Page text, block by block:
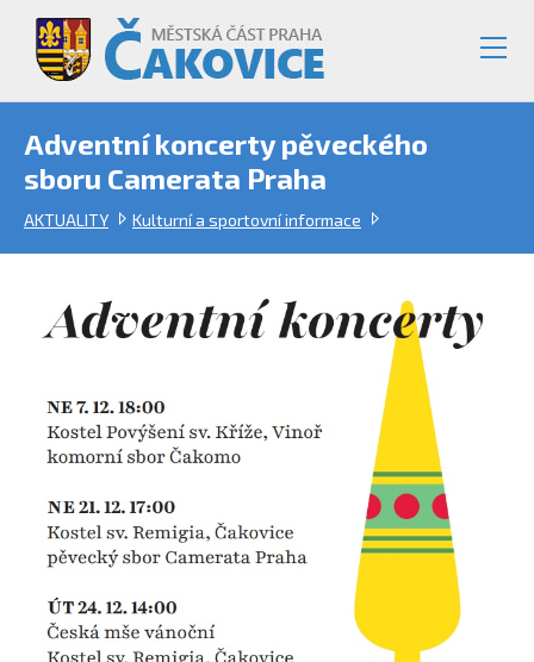
Adventní koncerty pěveckého
sboru Camerata Praha
AKTUALITY Kulturní a sportovní informace